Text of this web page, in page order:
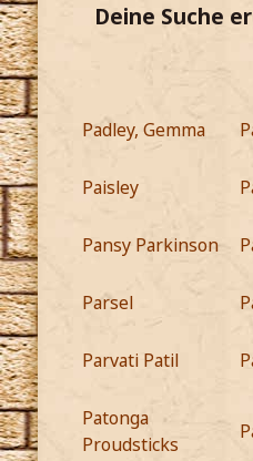
Deine Suche
Padley, Gemma
Paisley
Pansy Parkinson
Parsel
Parvati Patil
Patonga
Proudsticks